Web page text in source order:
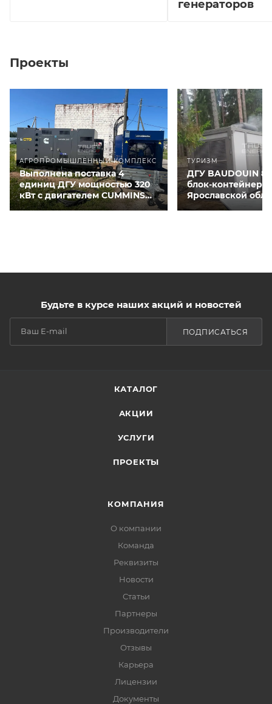
генераторов
Проекты
АГРОПРОМЫШЛЕННЫЙ КОМПЛЕКС
Выполнена поставка 4
единиц ДГУ мощностью 320
кВт с двигателем CUMMINS
QSNT-G3 для курятников
ТУРИЗМ
ДГУ BAUDOUIN
блок-контейнере
Ярославской
Будьте в курсе наших акций и новостей
ПОДПИСАТЬСЯ
КАТАЛОГ
АКЦИИ
УСЛУГИ
ПРОЕКТЫ
КОМПАНИЯ
О компании
Команда
Реквизиты
Новости
Статьи
Партнеры
Производители
Отзывы
Карьера
Лицензии
Документы